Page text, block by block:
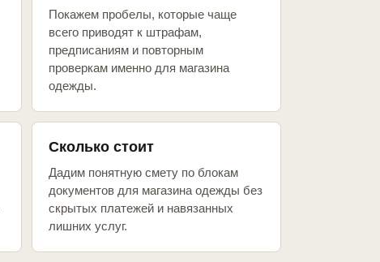
Покажем пробелы, которые чаще
всего приводят к штрафам,
предписаниям и повторным
проверкам именно для магазина
одежды.
Сколько стоит
Дадим понятную смету по блокам
документов для магазина одежды без
скрытых платежей и навязанных
лишних услуг.